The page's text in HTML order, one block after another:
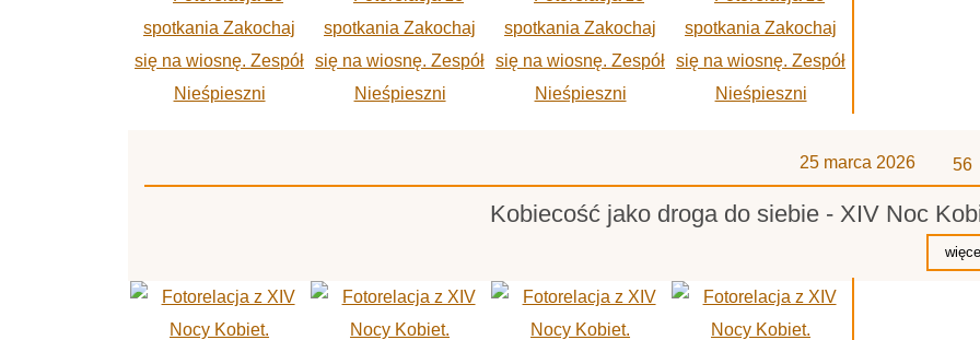
Kobiecość jako droga do siebie - XIV Noc
25 marca 2026 56